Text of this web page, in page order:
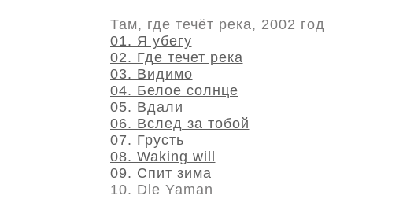
Там, где течёт река, 2002 год
01. Я убегу
02. Где течет река
03. Видимо
04. Белое солнце
05. Вдали
06. Вслед за тобой
07. Грусть
08. Waking will
09. Спит зима
10. Dle Yaman